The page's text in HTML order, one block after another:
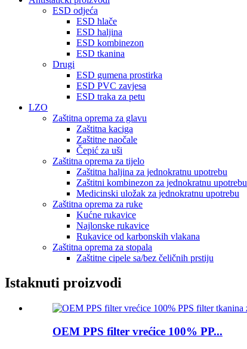
ESD odjeća
ESD hlače
ESD haljina
ESD kombinezon
ESD tkanina
Drugi
ESD gumena prostirka
ESD PVC zavjesa
ESD traka za petu
LZO
Zaštitna oprema za glavu
Zaštitna kaciga
Zaštitne naočale
Čepić za uši
Zaštitna oprema za tijelo
Zaštitna haljina za jednokratnu upotrebu
Zaštitni kombinezon za jednokratnu upotrebu
Medicinski uložak za jednokratnu upotrebu
Zaštitna oprema za ruke
Kućne rukavice
Najlonske rukavice
Rukavice od karbonskih vlakana
Zaštitna oprema za stopala
Zaštitne cipele sa/bez čeličnih prstiju
Istaknuti proizvodi
OEM PPS filter vrećice 100% PP...